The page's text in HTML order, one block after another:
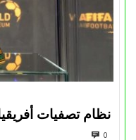
نظام تصفيات أفريقيا
0